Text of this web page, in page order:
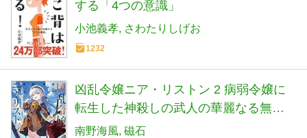
する「4つの意識」
小池義孝 さわたりしげお
1232
凶乱令嬢ニア・リストン 2 病弱令嬢に
転生した神殺しの武人の華麗なる無双
録 (HJ文庫 み 07-01-02)
南野海風 磁石